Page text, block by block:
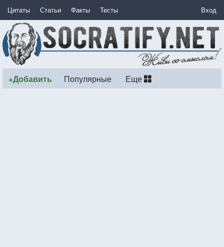
Цитаты Статьи Факты Тесты Вход
+Добавить Популярные Еще